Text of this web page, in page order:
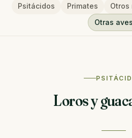
Psitácidos Primates Otros
Otras aves
Loros y